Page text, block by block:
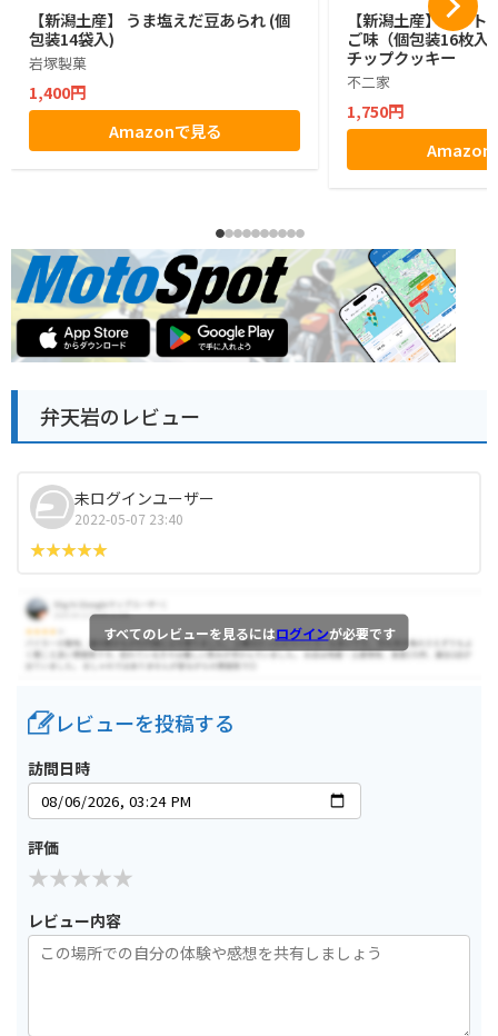
【新潟土産】 うま塩えだ豆あられ (個
包装14袋入)
岩塚製菓
1,400円
Amazonで見る
【新潟土産】カント
ご味（個包装16枚
チップクッキー
不二家
1,750円
Amazon
弁天岩のレビュー
未ログインユーザー
2022-05-07 23:40
すべてのレビューを見るにはログインが必要です
レビューを投稿する
訪問日時
評価
レビュー内容